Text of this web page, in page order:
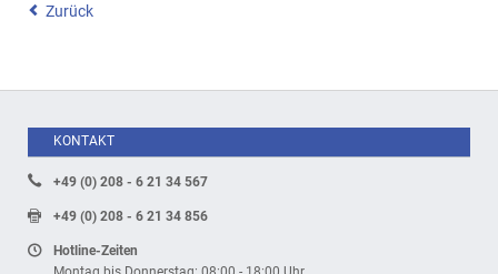
Zurück
KONTAKT
+49 (0) 208 - 6 21 34 567
+49 (0) 208 - 6 21 34 856
Hotline-Zeiten